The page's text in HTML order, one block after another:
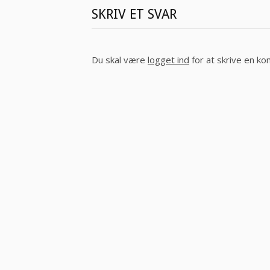
SKRIV ET SVAR
Du skal være logget ind for at skrive en